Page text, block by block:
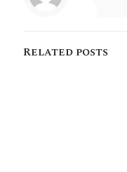
Related posts